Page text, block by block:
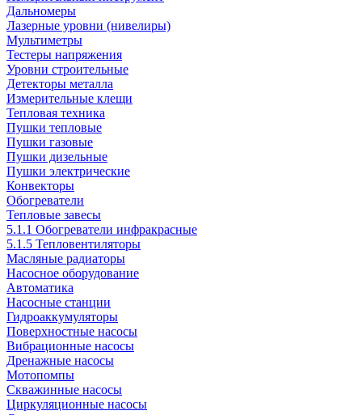
Дальномеры
Лазерные уровни (нивелиры)
Мультиметры
Тестеры напряжения
Уровни строительные
Детекторы металла
Измерительные клещи
Тепловая техника
Пушки тепловые
Пушки газовые
Пушки дизельные
Пушки электрические
Конвекторы
Обогреватели
Тепловые завесы
5.1.1 Обогреватели инфракрасные
5.1.5 Тепловентиляторы
Масляные радиаторы
Насосное оборудование
Автоматика
Насосные станции
Гидроаккумуляторы
Поверхностные насосы
Вибрационные насосы
Дренажные насосы
Мотопомпы
Скважинные насосы
Циркуляционные насосы